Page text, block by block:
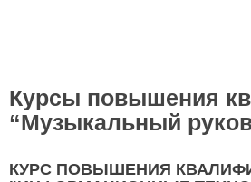
Курсы повышения
“Музыкальный
КУРС ПОВЫШЕНИЯ